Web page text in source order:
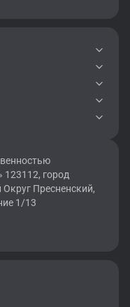
город
Пресненский,
1/13